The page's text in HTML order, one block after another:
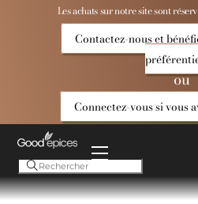
Les achats sur notre site sont
Contactez-nous et
ou
Connectez-vous si vous
Menu